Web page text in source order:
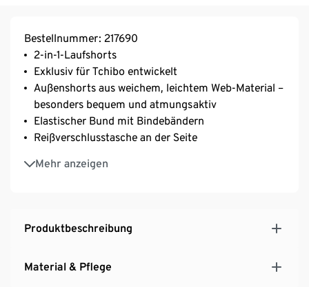
Bestellnummer: 217690
2-in-1-Laufshorts
Exklusiv für Tchibo entwickelt
Außenshorts aus weichem, leichtem Web-Material –
besonders bequem und atmungsaktiv
Elastischer Bund mit Bindebändern
Reißverschlusstasche an der Seite
Mehr anzeigen
Integrierte Jersey-Shorts für optimale Abdeckung
Feuchtigkeit wird ohne Schweißflecken
Geformter Saum für eine optimale Passform und
Produktbeschreibung
Material & Pflege